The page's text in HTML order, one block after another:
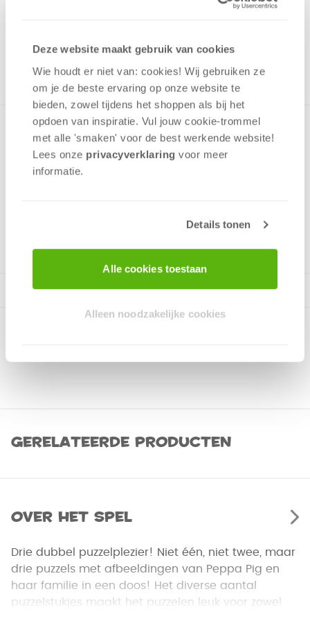
Deze website maakt gebruik van cookies
Wie houdt er niet van: cookies! Wij gebruiken ze
om je de beste ervaring op onze website te
bieden, zowel tijdens het shoppen als bij het
opdoen van inspiratie. Vul jouw cookie-trommel
met alle 'smaken' voor de best werkende website​!
Lees onze privacyverklaring voor meer
informatie.
Details tonen
Alle cookies toestaan
Alleen noodzakelijke cookies
UIT HET ASSORTIMENT
Drie dubbel puzzelplezier! Niet één, niet twee, maar drie
puzzels met afbeeldingen van Peppa Pig en haar familie in
een doos! Het diverse aantal puzzelstukjes maakt het
puzzelen leuk voor zowel jongere als oudere kinderen.
Gerelateerde producten
Over het spel
Drie dubbel puzzelplezier! Niet één, niet twee, maar
drie puzzels met afbeeldingen van Peppa Pig en
haar familie in een doos! Het diverse aantal
puzzelstukjes maakt het puzzelen leuk voor zowel